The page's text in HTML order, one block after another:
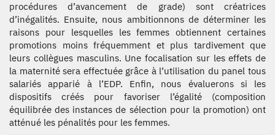
procédures d’avancement de grade) sont créatrices
d’inégalités. Ensuite, nous ambitionnons de déterminer les
raisons pour lesquelles les femmes obtiennent certaines
promotions moins fréquemment et plus tardivement que
leurs collègues masculins. Une focalisation sur les effets de
la maternité sera effectuée grâce à l’utilisation du panel tous
salariés apparié à l’EDP. Enfin, nous évaluerons si les
dispositifs créés pour favoriser l’égalité (composition
équilibrée des instances de sélection pour la promotion) ont
atténué les pénalités pour les femmes.